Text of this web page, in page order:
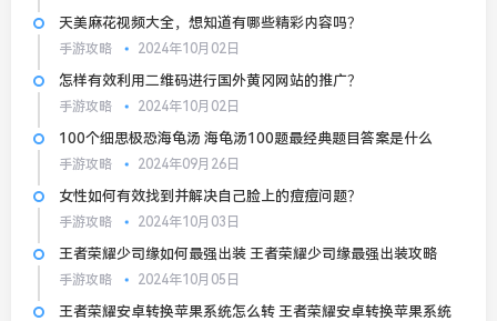
天美麻花视频大全，想知道有哪些精彩内容吗？
手游攻略 2024年10月02日
怎样有效利用二维码进行国外黄冈网站的推广？
手游攻略 2024年10月02日
100个细思极恐海龟汤 海龟汤100题最经典题目答案是什么
手游攻略 2024年09月26日
女性如何有效找到并解决自己脸上的痘痘问题？
手游攻略 2024年10月03日
王者荣耀少司缘如何最强出装 王者荣耀少司缘最强出装攻略
手游攻略 2024年10月05日
王者荣耀安卓转换苹果系统怎么转 王者荣耀安卓转换苹果系统